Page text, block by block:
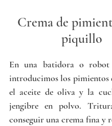
Crema de
piquillo
En una batidora o robot
introducimos los
el aceite de oliva y la
jengibre en polvo.
conseguir una crema fina y